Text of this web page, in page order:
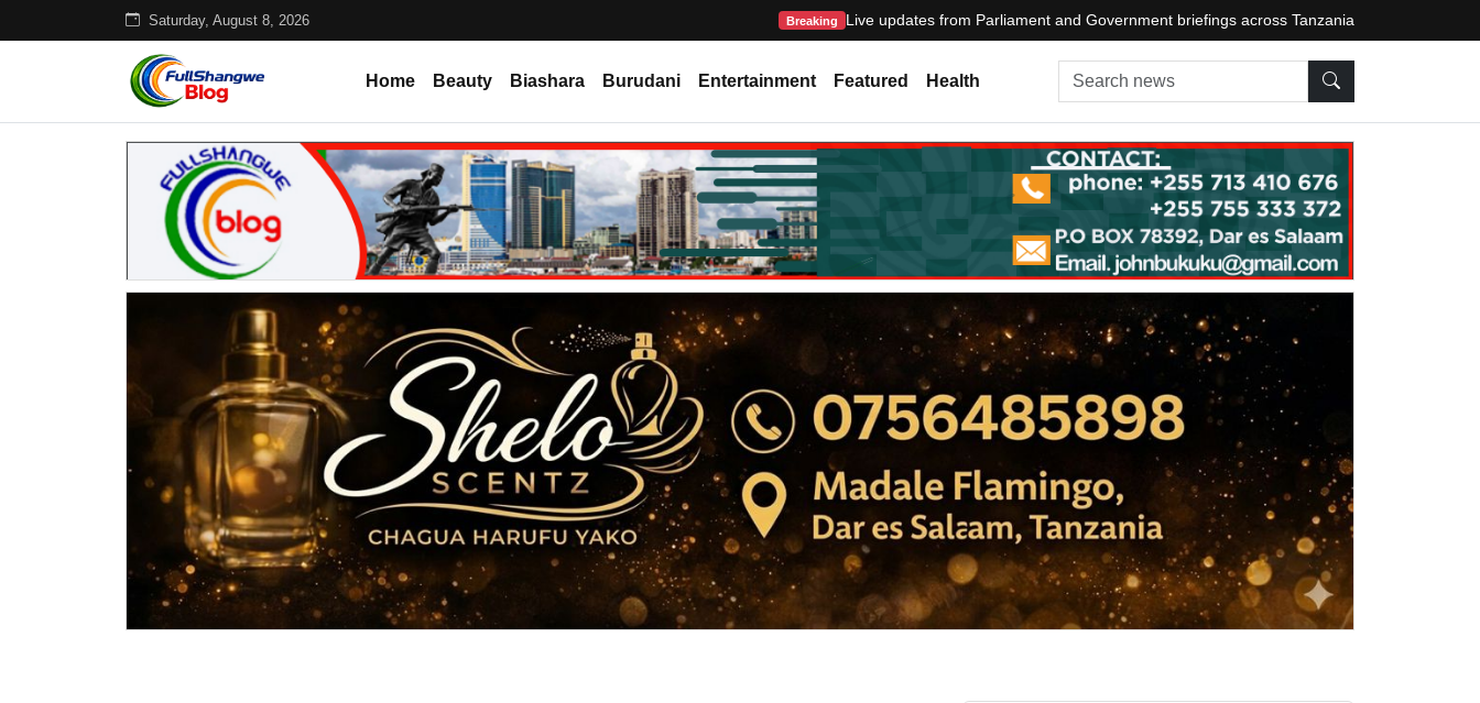
Saturday, August 8, 2026 Breaking Live updates from Parliament and Government briefings across Tanzania
Home Beauty Biashara Burudani Entertainment Featured Health Search news